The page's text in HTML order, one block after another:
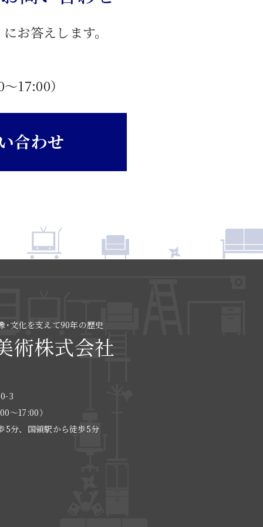
お答えします。
〜17:00）
合わせ
･文化を支えて90年の歴史
術株式会社
3
〜17:00）
分、国領駅から徒歩5分